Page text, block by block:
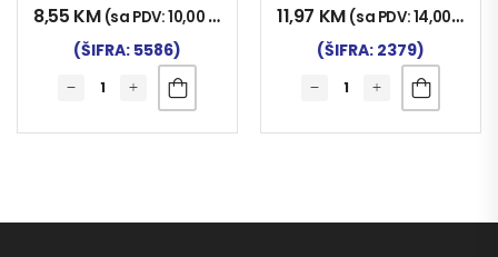
8,55 KM (sa PDV:10,00 KM
(ŠIFRA: 5586)
11,97 KM (sa PDV:14,00KM
(ŠIFRA: 2379)